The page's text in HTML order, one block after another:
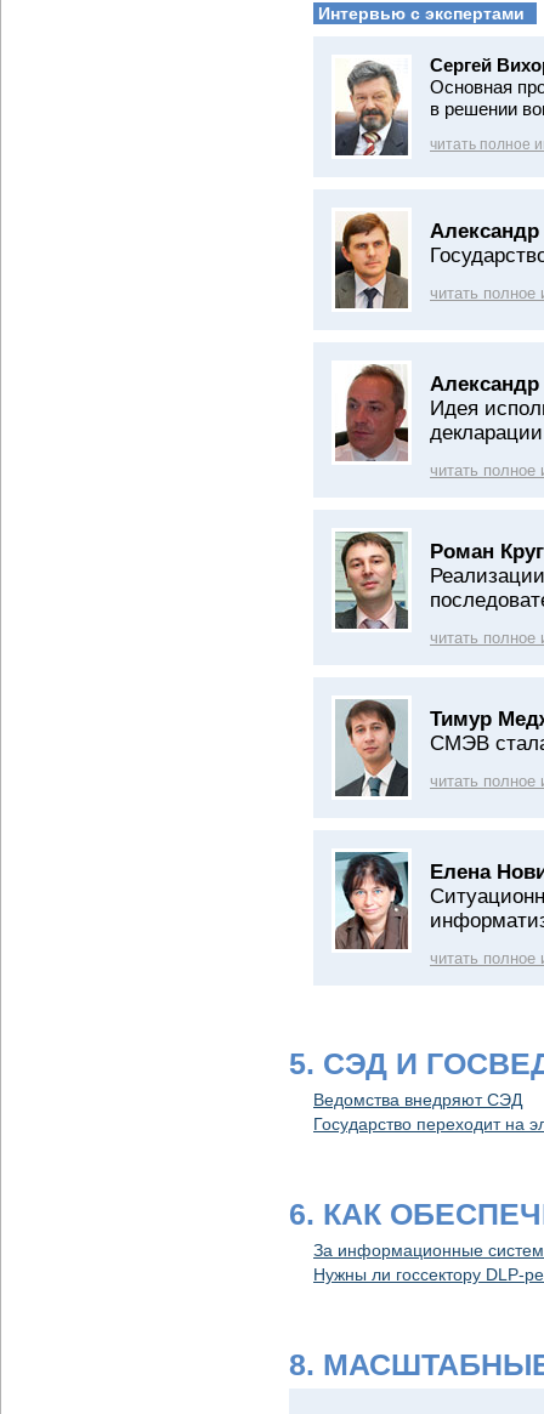
Интервью с экспертами
Сергей
Основная
в решении
читать полное
читать полное
Идея
читать полное
Роман
читать полное
Тимур
СМЭВ
читать полное
Елена
читать полное
5. СЭД И
Ведомства внедряют СЭД
Государство переходит на
6. КАК
За информационные
Нужны ли госсектору DLP-
8.